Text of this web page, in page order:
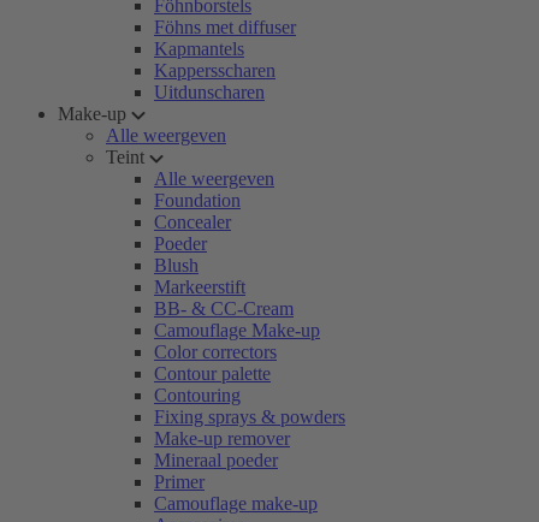
Föhnborstels
Föhns met diffuser
Kapmantels
Kappersscharen
Uitdunscharen
Make-up
Alle weergeven
Teint
Alle weergeven
Foundation
Concealer
Poeder
Blush
Markeerstift
BB- & CC-Cream
Camouflage Make-up
Color correctors
Contour palette
Contouring
Fixing sprays & powders
Make-up remover
Mineraal poeder
Primer
Camouflage make-up